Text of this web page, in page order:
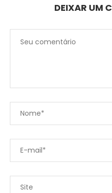
DEIXAR UM